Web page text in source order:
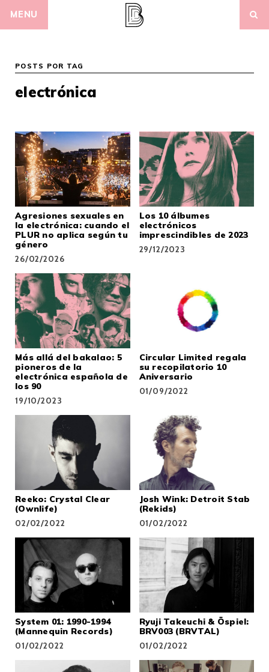
MENU
POSTS POR TAG
electrónica
Agresiones sexuales en
la electrónica: cuando el
PLUR no aplica según tu
género
26/02/2026
Los 10 álbumes
electrónicos
imprescindibles de 2023
29/12/2023
Más allá del bakalao: 5
pioneros de la
electrónica española de
los 90
19/10/2023
Circular Limited regala
su recopilatorio 10
Aniversario
01/09/2022
Reeko: Crystal Clear
(Ownlife)
02/02/2022
Josh Wink: Detroit Stab
(Rekids)
01/02/2022
System 01: 1990-1994
(Mannequin Records)
01/02/2022
Ryuji Takeuchi & Öspiel:
BRV003 (BRVTAL)
01/02/2022